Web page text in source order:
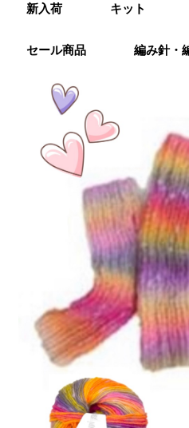
新入荷 キット
秋冬キット
春夏キット
あみぐるみ・
風工房キット
東海えりかキ
ビヨンドザリ
セール商品
毛糸・春夏糸
編針・輪針セット・
アウトレット品
オパール毛糸・特別
編み針・